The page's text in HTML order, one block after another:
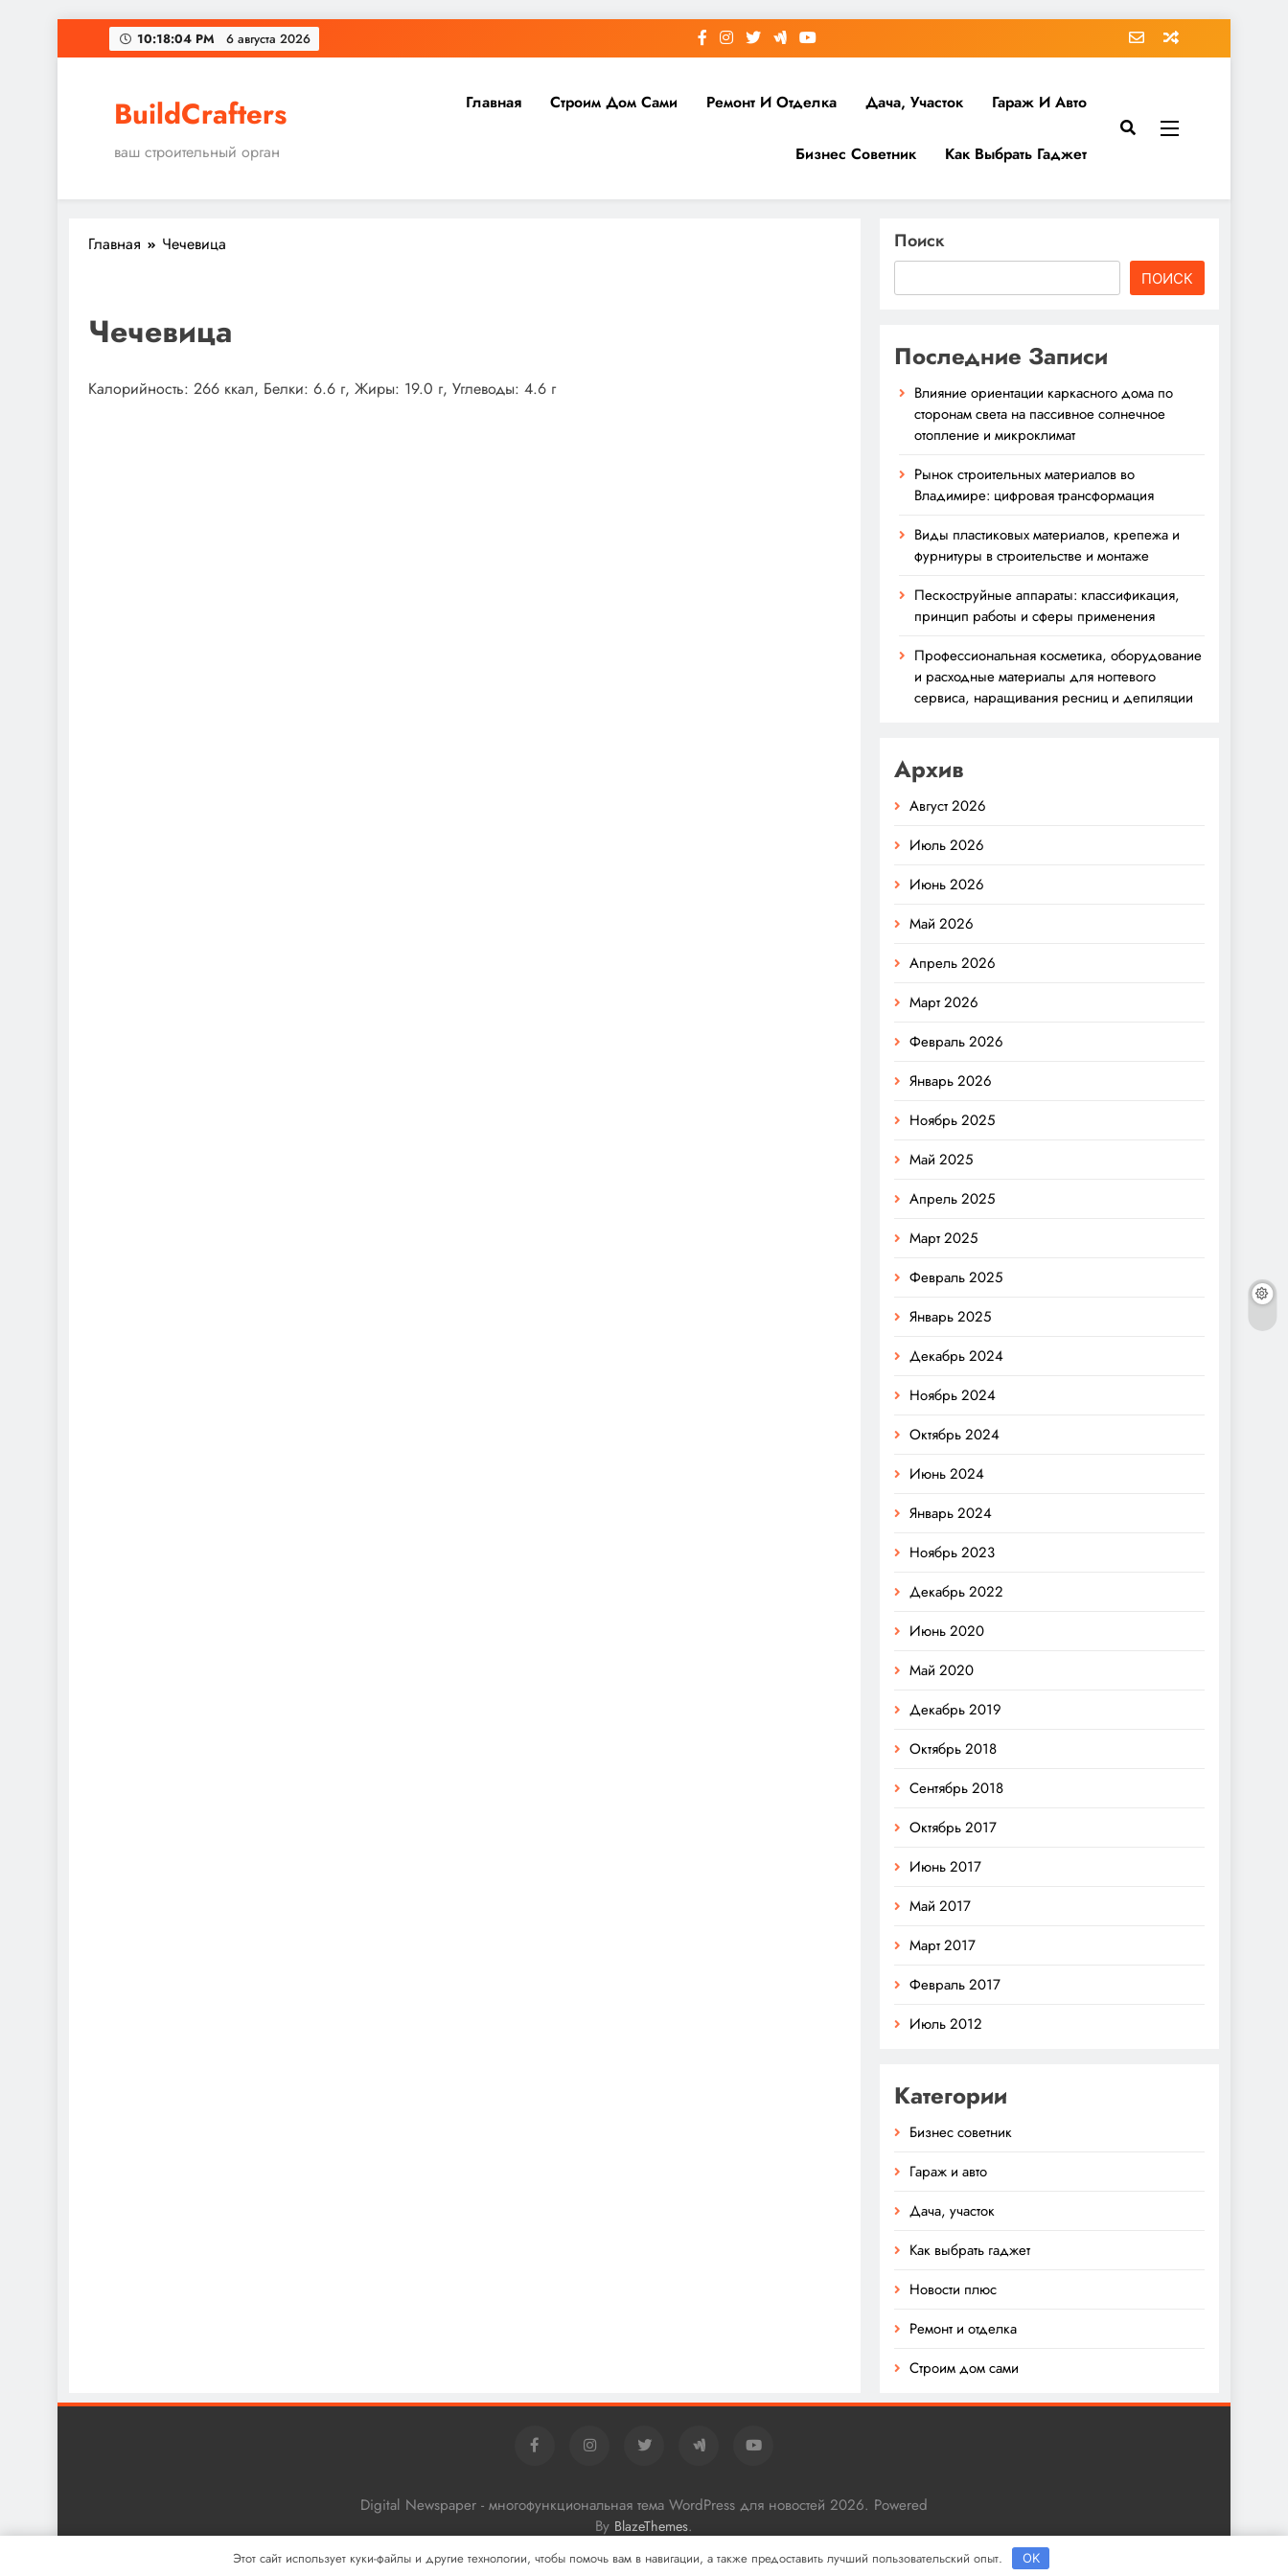
Перейти
к
10:18:04 PM 6 августа 2026
BuildCrafters
ваш строительный орган
Главная Строим Дом Сами Ремонт И Отделка Дача, Участок Гараж И Авто
Бизнес Советник Как Выбрать Гаджет
Главная Чечевица
Чечевица
Калорийность: 266 ккал, Белки: 6.6 г, Жиры: 19.0 г, Углеводы: 4.6 г
Поиск
ПОИСК
Последние Записи
Влияние ориентации каркасного дома по
сторонам света на пассивное солнечное
отопление и микроклимат
Рынок строительных материалов во
Владимире: цифровая трансформация
Виды пластиковых материалов, крепежа и
фурнитуры в строительстве и монтаже
Пескоструйные аппараты: классификация,
принцип работы и сферы применения
Профессиональная косметика, оборудование
и расходные материалы для ногтевого
сервиса, наращивания ресниц и депиляции
Архив
Август 2026
Июль 2026
Июнь 2026
Май 2026
Апрель 2026
Март 2026
Февраль 2026
Январь 2026
Ноябрь 2025
Май 2025
Апрель 2025
Март 2025
Февраль 2025
Январь 2025
Декабрь 2024
Ноябрь 2024
Октябрь 2024
Июнь 2024
Январь 2024
Ноябрь 2023
Декабрь 2022
Июнь 2020
Май 2020
Декабрь 2019
Октябрь 2018
Сентябрь 2018
Октябрь 2017
Июнь 2017
Май 2017
Март 2017
Февраль 2017
Июль 2012
Категории
Бизнес советник
Гараж и авто
Дача, участок
Как выбрать гаджет
Новости плюс
Ремонт и отделка
Строим дом сами
Digital Newspaper - многофункциональная тема WordPress для новостей 2026. Powered
By BlazeThemes.
Этот сайт использует куки-файлы и другие технологии, чтобы помочь вам в навигации, а также предоставить лучший пользовательский опыт. OK